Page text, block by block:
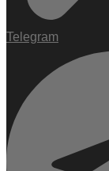
Telegram